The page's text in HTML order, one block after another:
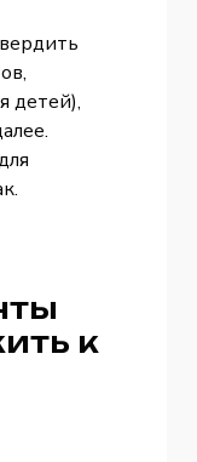
детей),
к